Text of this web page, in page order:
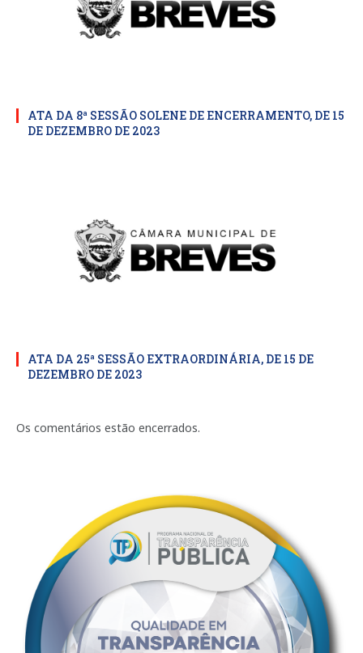
ATA DA 8ª SESSÃO SOLENE DE ENCERRAMENTO, DE 15
DE DEZEMBRO DE 2023
ATA DA 25ª SESSÃO EXTRAORDINÁRIA, DE 15 DE
DEZEMBRO DE 2023
Os comentários estão encerrados.